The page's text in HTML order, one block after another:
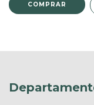
COMPRAR